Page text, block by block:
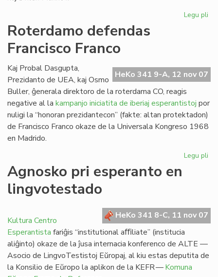
Legu pli
Roterdamo defendas
Francisco Franco
HeKo 341 9-A, 12 nov 07
Kaj Probal Dasgupta,
Prezidanto de UEA, kaj Osmo
Buller, ĝenerala direktoro de la roterdama CO, reagis
negative al la kampanjo iniciatita de iberiaj esperantistoj por
nuligi la “honoran prezidantecon” (fakte: altan protektadon)
de Francisco Franco okaze de la Universala Kongreso 1968
en Madrido.
Legu pli
Agnosko pri esperanto en
lingvotestado
HeKo 341 8-C, 11 nov 07
Kultura Centro
Esperantista fariĝis “institutional aﬃliate” (institucia
aliĝinto) okaze de la ĵusa internacia konferenco de ALTE —
Asocio de LingvoTestistoj Eŭropaj, al kiu estas deputita de
la Konsilio de Eŭropo la aplikon de la KEFR —Komuna